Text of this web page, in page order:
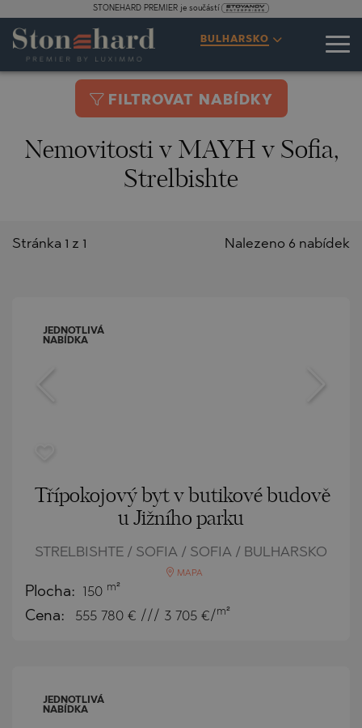
STONEHARD PREMIER je součástí
BULHARSKO
FILTROVAT NABÍDKY
Nemovitosti v MAYH v Sofia,
Strelbishte
Nalezeno 6 nabídek
Stránka 1 z 1
JEDNOTLIVÁ
NABÍDKA
Třípokojový byt v butikové budově
u Jižního parku
STRELBISHTE / SOFIA / SOFIA / BULHARSKO
MAPA
Plocha: 150 m²
Cena: 555 780 € /// 3 705 €/ m²
JEDNOTLIVÁ
NABÍDKA